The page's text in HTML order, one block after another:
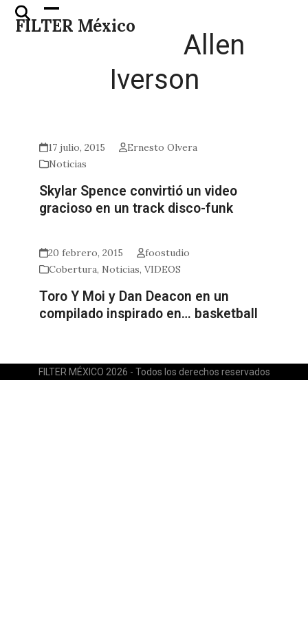
Skip
FILTER México
Open
mobile
Close
mobile
Allen
Iverson
17 julio, 2015
Ernesto Olvera
Noticias
Skylar Spence convirtió un video
gracioso en un track disco-funk
20 febrero, 2015
foostudio
Cobertura, Noticias,VIDEOS
Toro Y Moi y Dan Deacon en un
compilado inspirado en… basketball
FILTER MÉXICO 2026 - Todos los derechos reservados